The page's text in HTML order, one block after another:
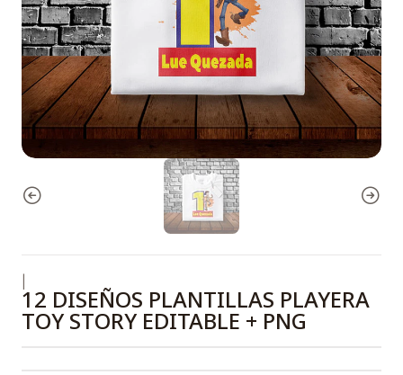
12 DISEÑOS PLANTILLAS PLAYERA
TOY STORY EDITABLE + PNG